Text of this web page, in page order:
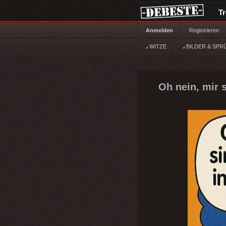
Anmelden Registrieren
WITZE BILDER &
Oh nein, mir